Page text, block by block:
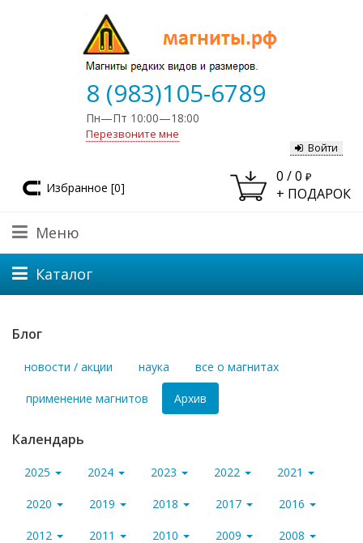
8 (983)105-6789
Пн—Пт 10:00—18:00
Перезвоните мне
Избранное [0]
Войти
0 /0 ₽
+ ПОДАРОК
Меню
Каталог
Блог
новости / акции наука все о магнитах
применение магнитов Архив
Календарь
2025 2024 2023 2022 2021
2020 2019 2018 2017 2016
2012 2011 2010 2009 2008